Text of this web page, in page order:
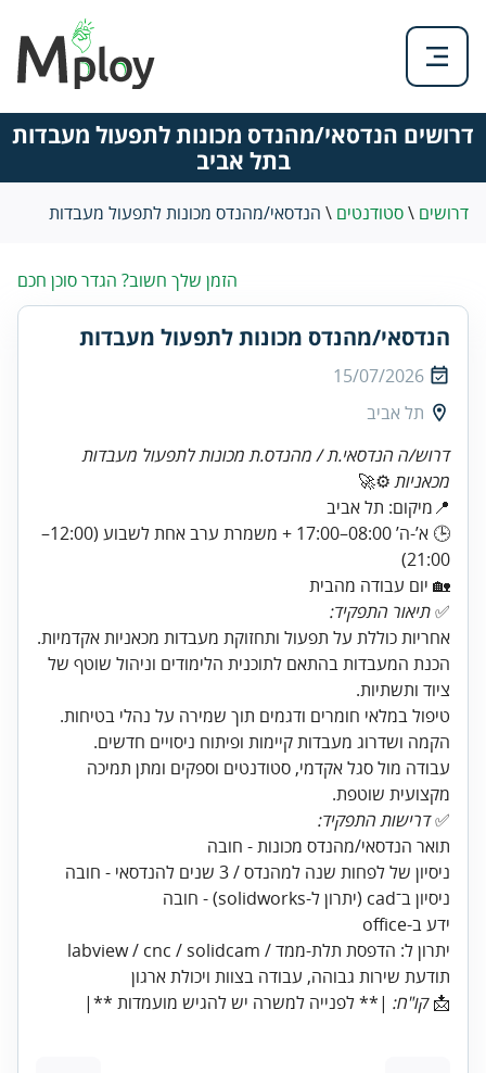
דרושים הנדסאי/מהנדס מכונות לתפעול מעבדות
בתל אביב
דרושים \סטודנטים \ הנדסאי/מהנדס מכונות לתפעול מעבדות
הזמן שלך חשוב? הגדר סוכן חכם
הנדסאי/מהנדס מכונות לתפעול מעבדות
15/07/2026
תל אביב
דרוש/ה הנדסאי.ת / מהנדס.ת מכונות לתפעול מעבדות
מכאניות⚙️🚀
🕒 א’-ה’ 08:00–17:00 + משמרת ערב אחת לשבוע (12:00–
🏡 יום עבודה מהבית
✅תיאור התפקיד:
הכנת המעבדות בהתאם לתוכנית הלימודים וניהול שוטף של
עבודה מול סגל אקדמי, סטודנטים וספקים ומתן תמיכה
מקצועית שוטפת.
✅דרישות התפקיד:
תודעת שירות גבוהה, עבודה בצוות ויכולת ארגון
📩קו"ח: |** לפנייה למשרה יש להגיש מועמדות **|